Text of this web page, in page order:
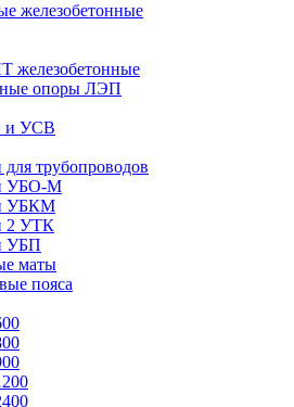
железобетонные
железобетонные
опоры ЛЭП
и УСВ
трубопроводов
УБО-М
УБКМ
2 УТК
УБП
маты
пояса